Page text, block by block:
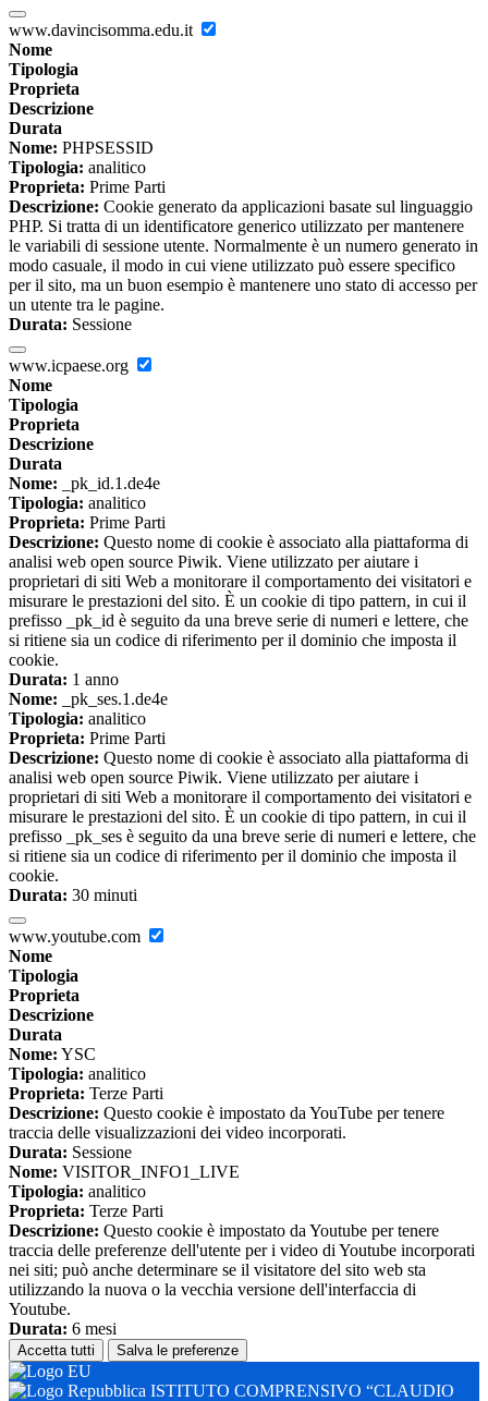
www.davincisomma.edu.it
Nome
Tipologia
Proprieta
Descrizione
Durata
Nome: PHPSESSID
Tipologia: analitico
Proprieta: Prime Parti
Descrizione: Cookie generato da applicazioni basate sul linguaggio
PHP. Si tratta di un identificatore generico utilizzato per mantenere
le variabili di sessione utente. Normalmente è un numero generato in
modo casuale, il modo in cui viene utilizzato può essere specifico
per il sito, ma un buon esempio è mantenere uno stato di accesso per
un utente tra le pagine.
Durata: Sessione
www.icpaese.org
Nome
Tipologia
Proprieta
Descrizione
Durata
Nome: _pk_id.1.de4e
Tipologia: analitico
Proprieta: Prime Parti
Descrizione: Questo nome di cookie è associato alla piattaforma di
analisi web open source Piwik. Viene utilizzato per aiutare i
proprietari di siti Web a monitorare il comportamento dei visitatori e
misurare le prestazioni del sito. È un cookie di tipo pattern, in cui il
prefisso _pk_id è seguito da una breve serie di numeri e lettere, che
si ritiene sia un codice di riferimento per il dominio che imposta il
cookie.
Durata: 1 anno
Nome: _pk_ses.1.de4e
Tipologia: analitico
Proprieta: Prime Parti
Descrizione: Questo nome di cookie è associato alla piattaforma di
analisi web open source Piwik. Viene utilizzato per aiutare i
proprietari di siti Web a monitorare il comportamento dei visitatori e
misurare le prestazioni del sito. È un cookie di tipo pattern, in cui il
prefisso _pk_ses è seguito da una breve serie di numeri e lettere, che
si ritiene sia un codice di riferimento per il dominio che imposta il
cookie.
Durata: 30 minuti
www.youtube.com
Nome
Tipologia
Proprieta
Descrizione
Durata
Nome: YSC
Tipologia: analitico
Proprieta: Terze Parti
Descrizione: Questo cookie è impostato da YouTube per tenere
traccia delle visualizzazioni dei video incorporati.
Durata: Sessione
Nome: VISITOR_INFO1_LIVE
Tipologia: analitico
Proprieta: Terze Parti
Descrizione: Questo cookie è impostato da Youtube per tenere
traccia delle preferenze dell'utente per i video di Youtube incorporati
nei siti; può anche determinare se il visitatore del sito web sta
utilizzando la nuova o la vecchia versione dell'interfaccia di
Youtube.
Durata: 6 mesi
Accetta tutti Salva le preferenze
ISTITUTO COMPRENSIVO “CLAUDIO